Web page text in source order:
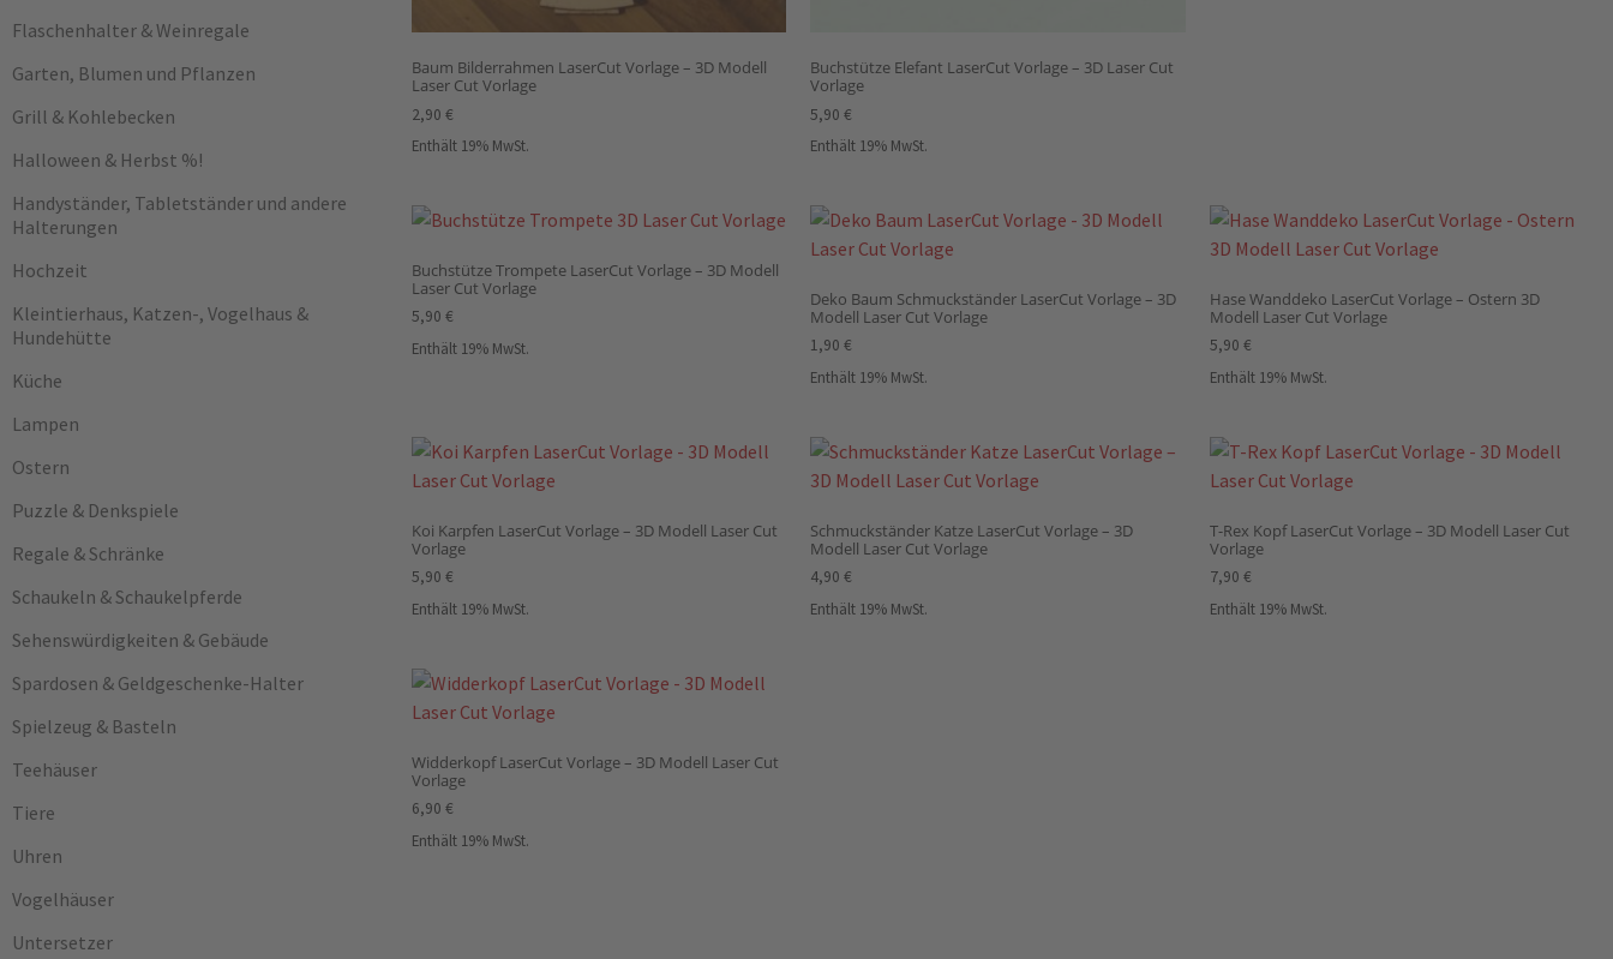
Flaschenhalter & Weinregale
Garten, Blumen und Pflanzen
Grill & Kohlebecken
Halloween & Herbst %!
Handyständer, Tabletständer und andere
Halterungen
Hochzeit
Kleintierhaus, Katzen-, Vogelhaus &
Hundehütte
Küche
Lampen
Ostern
Puzzle & Denkspiele
Regale & Schränke
Schaukeln & Schaukelpferde
Sehenswürdigkeiten & Gebäude
Spardosen & Geldgeschenke-Halter
Spielzeug & Basteln
Teehäuser
Tiere
Uhren
Vogelhäuser
Untersetzer
Baum Bilderrahmen LaserCut Vorlage – 3D Modell
Laser Cut Vorlage
2,90 €
Enthält 19% MwSt.
Buchstütze Elefant LaserCut Vorlage – 3D Laser Cut
Vorlage
5,90 €
Enthält 19% MwSt.
Buchstütze Trompete LaserCut Vorlage – 3D Modell
Laser Cut Vorlage
5,90 €
Enthält 19% MwSt.
Deko Baum Schmuckständer LaserCut Vorlage – 3D
Modell Laser Cut Vorlage
1,90 €
Enthält 19% MwSt.
Hase Wanddeko LaserCut Vorlage – Ostern 3D
Modell Laser Cut Vorlage
5,90 €
Enthält 19% MwSt.
Koi Karpfen LaserCut Vorlage – 3D Modell Laser Cut
Vorlage
5,90 €
Enthält 19% MwSt.
Schmuckständer Katze LaserCut Vorlage – 3D
Modell Laser Cut Vorlage
4,90 €
Enthält 19% MwSt.
T-Rex Kopf LaserCut Vorlage – 3D Modell Laser Cut
Vorlage
7,90 €
Enthält 19% MwSt.
Widderkopf LaserCut Vorlage – 3D Modell Laser Cut
Vorlage
6,90 €
Enthält 19% MwSt.